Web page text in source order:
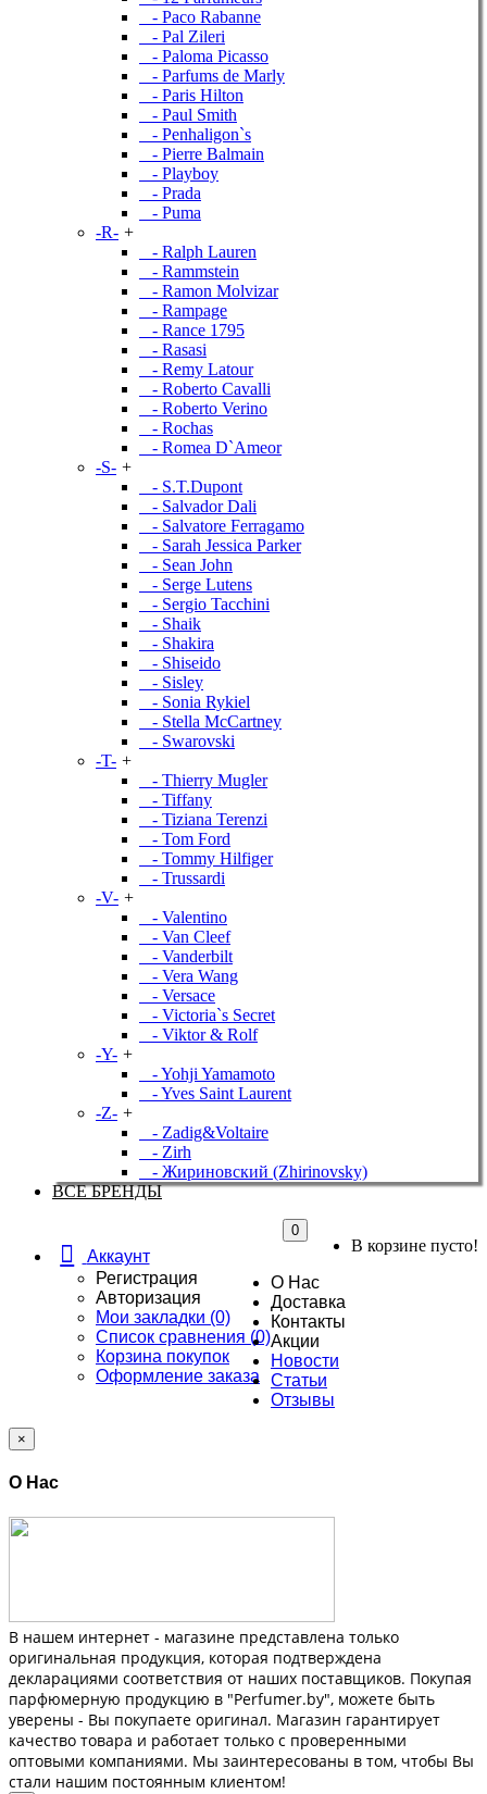
- Paco Rabanne
- Pal Zileri
- Paloma Picasso
- Parfums de Marly
- Paris Hilton
- Paul Smith
- Penhaligon`s
- Pierre Balmain
- Playboy
- Prada
- Puma
-R- +
- Ralph Lauren
- Rammstein
- Ramon Molvizar
- Rampage
- Rance 1795
- Rasasi
- Remy Latour
- Roberto Cavalli
- Roberto Verino
- Rochas
- Romea D`Ameor
-S- +
- S.T.Dupont
- Salvador Dali
- Salvatore Ferragamo
- Sarah Jessica Parker
- Sean John
- Serge Lutens
- Sergio Tacchini
- Shaik
- Shakira
- Shiseido
- Sisley
- Sonia Rykiel
- Stella McCartney
- Swarovski
-T- +
- Thierry Mugler
- Tiffany
- Tiziana Terenzi
- Tom Ford
- Tommy Hilfiger
- Trussardi
-V- +
- Valentino
- Van Cleef
- Vanderbilt
- Vera Wang
- Versace
- Victoria`s Secret
- Viktor & Rolf
-Y- +
- Yohji Yamamoto
- Yves Saint Laurent
-Z- +
- Zadig&Voltaire
- Zirh
- Жириновский (Zhirinovsky)
ВСЕ БРЕНДЫ
0
В корзине пусто!
Аккаунт
Регистрация
Авторизация
Мои закладки (0)
Список сравнения (0)
Корзина покупок
Оформление заказа
О Нас
Доставка
Контакты
Акции
Новости
Статьи
Отзывы
×
О Нас
В нашем интернет - магазине представлена только
оригинальная продукция, которая подтверждена
декларациями соответствия от наших поставщиков. Покупая
парфюмерную продукцию в "Perfumer.by", можете быть
уверены - Вы покупаете оригинал. Магазин гарантирует
качество товара и работает только с проверенными
оптовыми компаниями. Мы заинтересованы в том, чтобы Вы
стали нашим постоянным клиентом!